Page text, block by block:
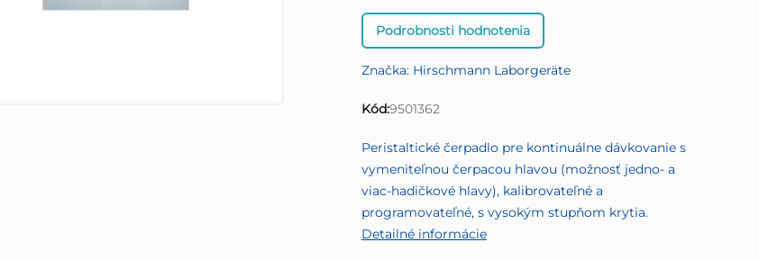
Priemerné
hodnotenie
je
0,0
5
hviezdičiek.
Podrobnosti hodnotenia
Značka: Hirschmann Laborgeräte
Kód:9501362
Peristaltické čerpadlo pre kontinuálne dávkovanie s
vymeniteľnou čerpacou hlavou (možnosť jedno- a
viac-hadičkové hlavy), kalibrovateľné a
programovateľné, s vysokým stupňom krytia.
Detailné informácie